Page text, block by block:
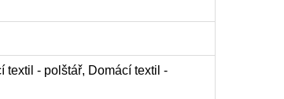
textil - polštář, Domácí textil -